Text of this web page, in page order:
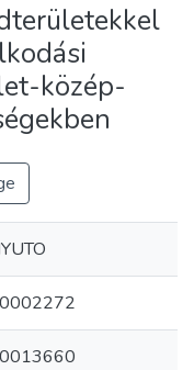
közép-